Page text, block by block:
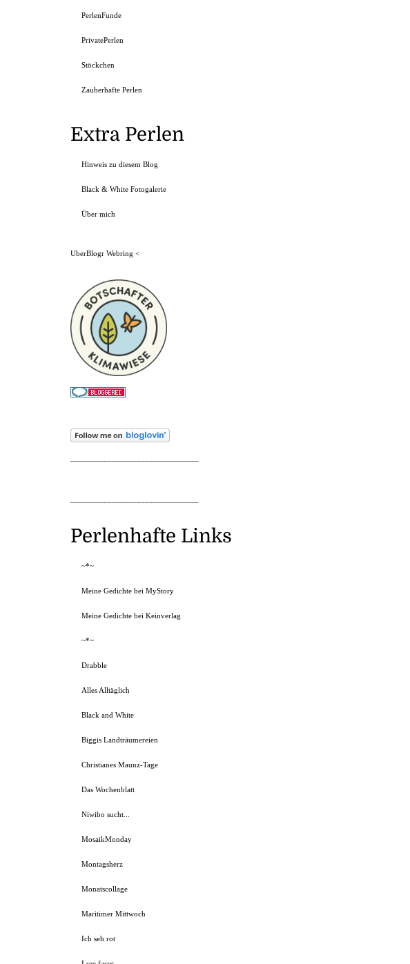
PerlenFunde
PrivatePerlen
Stöckchen
Zauberhafte Perlen
Extra Perlen
Hinweis zu diesem Blog
Black & White Fotogalerie
Über mich
UberBlogr Webring <
Perlenhafte Links
~*~
Meine Gedichte bei MyStory
Meine Gedichte bei Keinverlag
~*~
Drabble
Alles Alltäglich
Black and White
Biggis Landträumereien
Christianes Maunz-Tage
Das Wochenblatt
Niwibo sucht...
MosaikMonday
Montagsherz
Monatscollage
Maritimer Mittwoch
Ich seh rot